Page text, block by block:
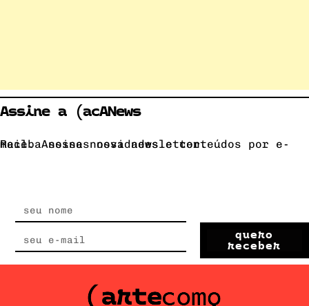
Assine a (acANews
Receba nossas novidades e conteúdos por e-mail. Assine nossa newsletter.
quero
receber